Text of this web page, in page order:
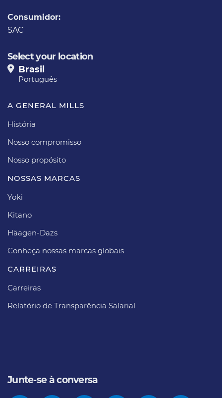
Consumidor:
SAC
Select your location
Brasil
Português
A GENERAL MILLS
História
Nosso compromisso
Nosso propósito​
NOSSAS MARCAS
Yoki
Kitano
Häagen-Dazs​
Conheça nossas marcas globais
CARREIRAS​
Carreiras​
Relatório de Transparência Salarial
Junte-se à conversa